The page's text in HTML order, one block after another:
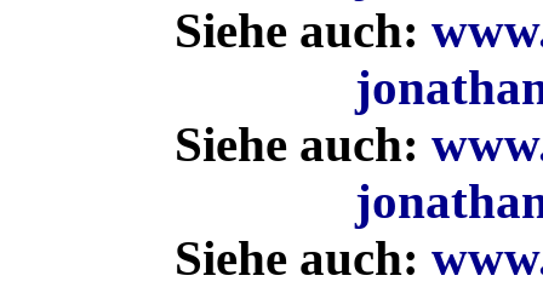
Siehe auch:
Siehe auch:
Siehe auch: